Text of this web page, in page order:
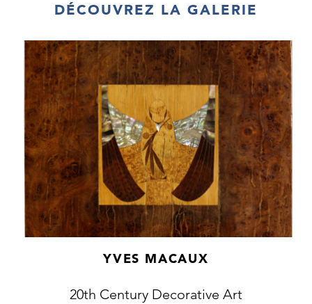
DÉCOUVREZ LA GALERIE
YVES MACAUX
20th Century Decorative Art